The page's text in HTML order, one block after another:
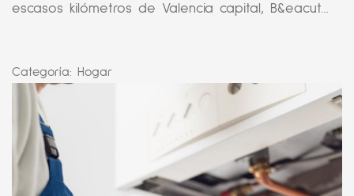
escasos kilómetros de Valencia capital, B&eacut...
Categoría: Hogar